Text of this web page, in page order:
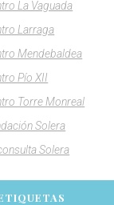
La Vaguada
Larraga
Mendebaldea
Pío XII
Torre Monreal
Solera
Solera